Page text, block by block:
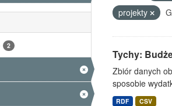
2
projekty
Tychy:
Zbiór danych
sposobie
RDF CSV